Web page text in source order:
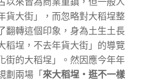
貨大街」，而忽略對大稻埕整
翻轉這個印象，身為土生土長
稻埕，不去年貨大街」的導覽
街的大稻埕」。然因應今年年
劃兩場「 來大稻埕・逛不一樣